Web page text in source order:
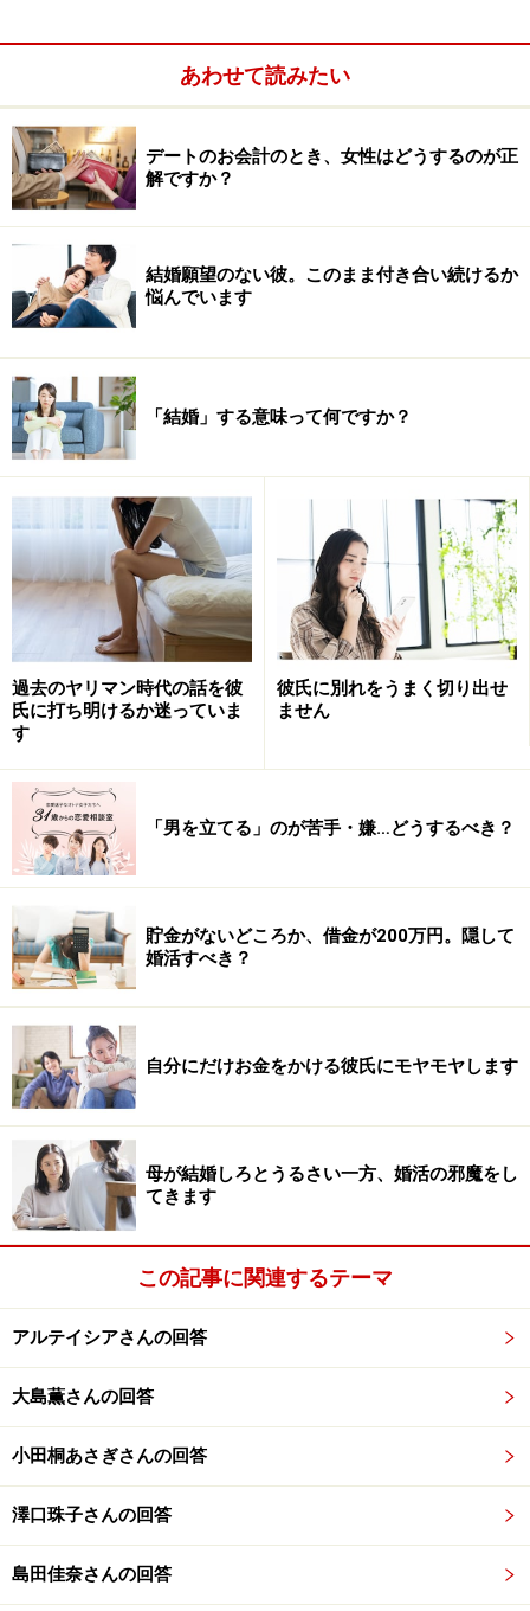
理想のパートナーを引き寄せる、外見・マインド作りの
プロフェッショナル。自身が３カ月で104人の男性とデ
ートした経験を元に「ネット婚活のノウハウ」を提供
中。レッスンやコンサルには全国各地・国外から申込が
集まる。『はじめてのネット婚活』他著書多数。
HP：オフィシャルホームページ
twitter：@tamakosawaguchi
お悩み：付き合って1年半。セックスレスの
彼と結婚するかどうか迷っています
お悩み：付き合って1年半。セックスレスの彼と結婚するか
どうか迷っています
■さおりさん（32歳・販売）のお悩み
街コンで出会った彼と、付き合い始めて1年半。毎週後
半だけ彼の家で過ごすという、いわゆる半同棲状態で
す。
ありません。一緒にいてとても楽で、長い人生を一緒に
過ごすならこんな人かなと思います。ただ、1つだけ、
どうしても気になることが……。
それは、セックスレスということです。
半同棲になる前は、週に1回程度はしていました。同棲
をはじめてすぐ、2、3週に1回程度に減りました。それ
が1カ月に1回、2カ月に1回となり、ここ最近はめっきり
です。ちょっと誘ってみたことはありますが、さりげな
く断られて、ポキッと心が折れました。
それなのに最近では、結婚の話も出てきています。つい
この間も、「今度の長期休みに自分の実家に来てほし
い」と言われました。でも、即答はできず、にごしてし
まいました。
足できない状況に置かれることになるのかも......。そう思
うと、一歩を踏み出す勇気が出ません。
あわせて読みたい
デートのお会計のとき、女性はどうするのが正
解ですか？
結婚願望のない彼。このまま付き合い続けるか
悩んでいます
「結婚」する意味って何ですか？
過去のヤリマン時代の話を彼
氏に打ち明けるか迷っていま
す
彼氏に別れをうまく切り出せ
ません
「男を立てる」のが苦手・嫌…どうするべき？
貯金がないどころか、借金が200万円。隠して
婚活すべき？
自分にだけお金をかける彼氏にモヤモヤします
母が結婚しろとうるさい一方、婚活の邪魔をし
てきます
この記事に関連するテーマ
アルテイシアさんの回答
大島薫さんの回答
小田桐あさぎさんの回答
澤口珠子さんの回答
島田佳奈さんの回答